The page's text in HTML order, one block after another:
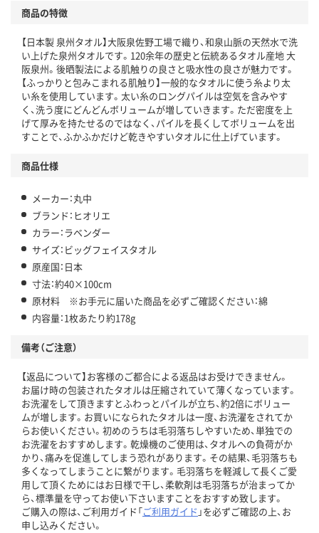
商品の特徴
【日本製 泉州タオル】大阪泉佐野工場で織り、和泉山脈の天然水で洗
い上げた泉州タオルです。120余年の歴史と伝統あるタオル産地 大
阪泉州。後晒製法による肌触りの良さと吸水性の良さが魅力です。
【ふっかりと包みこまれる肌触り】一般的なタオルに使う糸より太
い糸を使用しています。太い糸のロングパイルは空気を含みやす
く、洗う度にどんどんボリュームが増していきます。ただ密度を上
げて厚みを持たせるのではなく、パイルを長くしてボリュームを出
すことで、ふかふかだけど乾きやすいタオルに仕上げています。
商品仕様
メーカー：丸中
ブランド：ヒオリエ
カラー：ラベンダー
サイズ：ビッグフェイスタオル
原産国：日本
寸法：約40×100cm
原材料 ※お手元に届いた商品を必ずご確認ください：綿
内容量：1枚あたり約178g
備考（ご注意）
【返品について】お客様のご都合による返品はお受けできません。
お届け時の包装されたタオルは圧縮されていて薄くなっています。
お洗濯をして頂きますとふわっとパイルが立ち、約2倍にボリュー
ムが増します。お買いになられたタオルは一度、お洗濯をされてか
らお使いください。初めのうちは毛羽落ちしやすいため、単独での
お洗濯をおすすめします。乾燥機のご使用は、タオルへの負荷がか
かり、痛みを促進してしまう恐れがあります。その結果、毛羽落ちも
多くなってしまうことに繋がります。毛羽落ちを軽減して長くご愛
用して頂くためにはお日様で干し、柔軟剤は毛羽落ちが治まってか
ら、標準量を守ってお使い下さいますことをおすすめ致します。
ご購入の際は、ご利用ガイド「ご利用ガイド 」を必ずご確認の上、お
申し込みください。